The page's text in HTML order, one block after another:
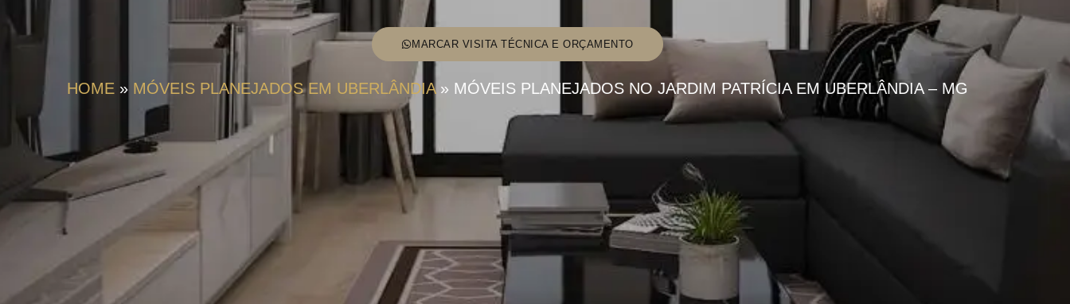
MARCAR VISITA TÉCNICA E ORÇAMENTO
HOME » MÓVEIS PLANEJADOS EM UBERLÂNDIA» MÓVEIS PLANEJADOS NO JARDIM PATRÍCIA EM UBERLÂNDIA – MG